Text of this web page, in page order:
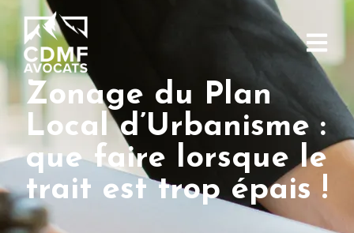
Zonage du Plan
Local d’Urbanisme :
que faire lorsque le
trait est trop épais !